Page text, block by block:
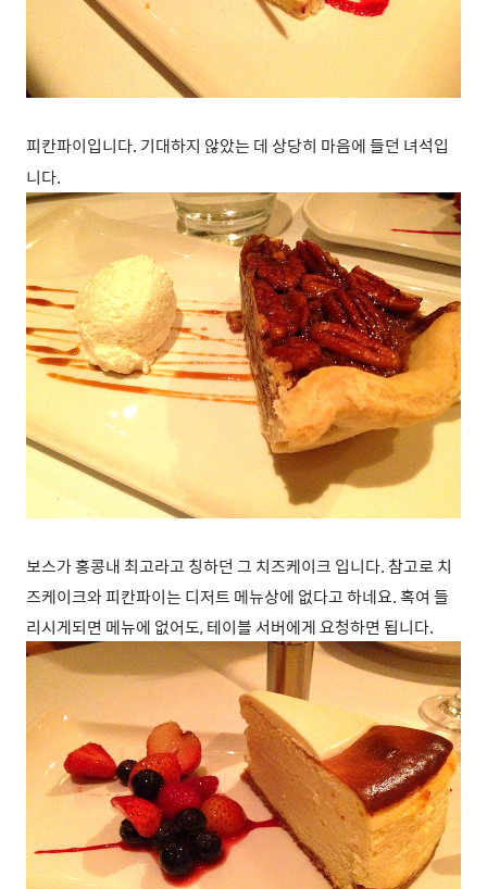
피칸파이입니다. 기대하지 않았는 데 상당히 마음에 들던 녀석입
니다.
보스가 홍콩내 최고라고 칭하던 그 치즈케이크 입니다. 참고로 치
즈케이크와 피칸파이는 디저트 메뉴상에 없다고 하네요. 혹여 들
리시게되면 메뉴에 없어도, 테이블 서버에게 요청하면 됩니다.